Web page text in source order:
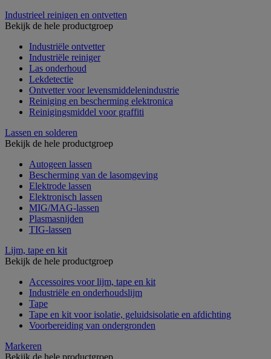
Industrieel reinigen en ontvetten
Bekijk de hele productgroep
Industriële ontvetter
Industriële reiniger
Las onderhoud
Lekdetectie
Ontvetter voor levensmiddelenindustrie
Reiniging en bescherming elektronica
Reinigingsmiddel voor graffiti
Lassen en solderen
Bekijk de hele productgroep
Autogeen lassen
Bescherming van de lasomgeving
Elektrode lassen
Elektronisch lassen
MIG/MAG-lassen
Plasmasnijden
TIG-lassen
Lijm, tape en kit
Bekijk de hele productgroep
Accessoires voor lijm, tape en kit
Industriële en onderhoudslijm
Tape
Tape en kit voor isolatie, geluidsisolatie en afdichting
Voorbereiding van ondergronden
Markeren
Bekijk de hele productgroep